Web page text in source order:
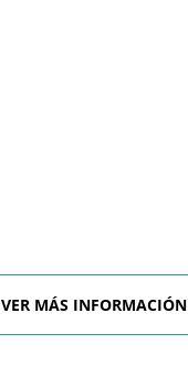
VER MÁS INFORMACIÓN